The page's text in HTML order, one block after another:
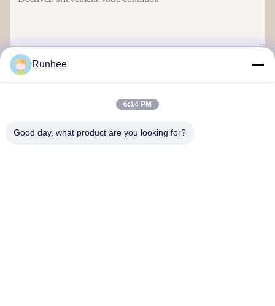
Runhee
6:14 PM
Good day, what product are you looking for?